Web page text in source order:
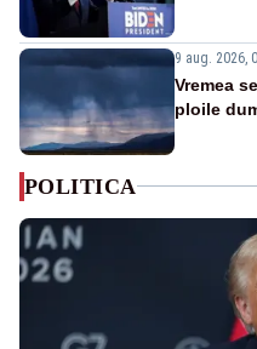
9 aug. 2026,
Vremea
ploile
POLITICA